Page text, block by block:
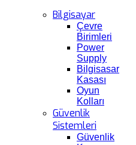
Bilgisayar
Çevre
Birimleri
Power
Supply
Bilgisasar
Kasası
Oyun
Kolları
Güvenlik
Sistemleri
Güvenlik